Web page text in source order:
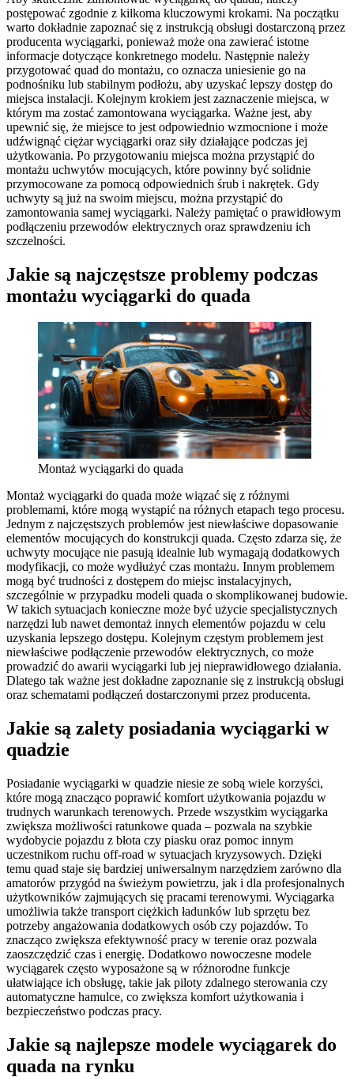
postępować zgodnie z kilkoma kluczowymi krokami. Na początku
warto dokładnie zapoznać się z instrukcją obsługi dostarczoną przez
producenta wyciągarki, ponieważ może ona zawierać istotne
informacje dotyczące konkretnego modelu. Następnie należy
przygotować quad do montażu, co oznacza uniesienie go na
podnośniku lub stabilnym podłożu, aby uzyskać lepszy dostęp do
miejsca instalacji. Kolejnym krokiem jest zaznaczenie miejsca, w
którym ma zostać zamontowana wyciągarka. Ważne jest, aby
upewnić się, że miejsce to jest odpowiednio wzmocnione i może
udźwignąć ciężar wyciągarki oraz siły działające podczas jej
użytkowania. Po przygotowaniu miejsca można przystąpić do
montażu uchwytów mocujących, które powinny być solidnie
przymocowane za pomocą odpowiednich śrub i nakrętek. Gdy
uchwyty są już na swoim miejscu, można przystąpić do
zamontowania samej wyciągarki. Należy pamiętać o prawidłowym
podłączeniu przewodów elektrycznych oraz sprawdzeniu ich
szczelności.
Jakie są najczęstsze problemy podczas
montażu wyciągarki do quada
Montaż wyciągarki do quada
Montaż wyciągarki do quada może wiązać się z różnymi
problemami, które mogą wystąpić na różnych etapach tego procesu.
Jednym z najczęstszych problemów jest niewłaściwe dopasowanie
elementów mocujących do konstrukcji quada. Często zdarza się, że
uchwyty mocujące nie pasują idealnie lub wymagają dodatkowych
modyfikacji, co może wydłużyć czas montażu. Innym problemem
mogą być trudności z dostępem do miejsc instalacyjnych,
szczególnie w przypadku modeli quada o skomplikowanej budowie.
W takich sytuacjach konieczne może być użycie specjalistycznych
narzędzi lub nawet demontaż innych elementów pojazdu w celu
uzyskania lepszego dostępu. Kolejnym częstym problemem jest
niewłaściwe podłączenie przewodów elektrycznych, co może
prowadzić do awarii wyciągarki lub jej nieprawidłowego działania.
Dlatego tak ważne jest dokładne zapoznanie się z instrukcją obsługi
oraz schematami podłączeń dostarczonymi przez producenta.
Jakie są zalety posiadania wyciągarki w
quadzie
Posiadanie wyciągarki w quadzie niesie ze sobą wiele korzyści,
które mogą znacząco poprawić komfort użytkowania pojazdu w
trudnych warunkach terenowych. Przede wszystkim wyciągarka
zwiększa możliwości ratunkowe quada – pozwala na szybkie
wydobycie pojazdu z błota czy piasku oraz pomoc innym
uczestnikom ruchu off-road w sytuacjach kryzysowych. Dzięki
temu quad staje się bardziej uniwersalnym narzędziem zarówno dla
amatorów przygód na świeżym powietrzu, jak i dla profesjonalnych
użytkowników zajmujących się pracami terenowymi. Wyciągarka
umożliwia także transport ciężkich ładunków lub sprzętu bez
potrzeby angażowania dodatkowych osób czy pojazdów. To
znacząco zwiększa efektywność pracy w terenie oraz pozwala
zaoszczędzić czas i energię. Dodatkowo nowoczesne modele
wyciągarek często wyposażone są w różnorodne funkcje
ułatwiające ich obsługę, takie jak piloty zdalnego sterowania czy
automatyczne hamulce, co zwiększa komfort użytkowania i
bezpieczeństwo podczas pracy.
Jakie są najlepsze modele wyciągarek do
quada na rynku